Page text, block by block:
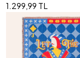
1.299,99 TL